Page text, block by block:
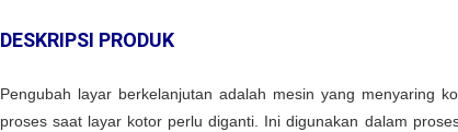
DESKRIPSI PRODUK
Pengubah layar berkelanjutan adalah mesin yang menyaring
proses saat layar kotor perlu diganti. Ini digunakan dalam